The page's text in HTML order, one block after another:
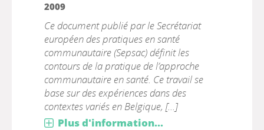
2009
Ce document publié par le Secrétariat
européen des pratiques en santé
communautaire (Sepsac) définit les
contours de la pratique de l’approche
communautaire en santé. Ce travail se
base sur des expériences dans des
contextes variés en Belgique, [...]
Plus d'information...